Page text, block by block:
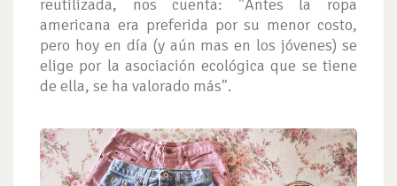
reutilizada, nos cuenta: "Antes la ropa
americana era preferida por su menor costo,
pero hoy en día (y aún mas en los jóvenes) se
elige por la asociación ecológica que se tiene
de ella, se ha valorado más".